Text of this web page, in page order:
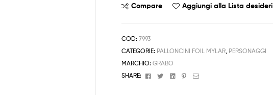
Compare Aggiungi alla Lista desideri
COD:7993
CATEGORIE: PALLONCINI FOIL MYLAR PERSONAGGI
MARCHIO:GRABO
SHARE:
FacebookTwitterLinkedinPinterest
Email